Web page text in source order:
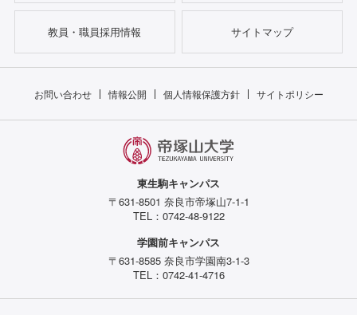
教員・職員採用情報 サイトマップ
お問い合わせ 情報公開 個人情報保護方針 サイトポリシー
東生駒キャンパス
〒631-8501 奈良市帝塚山7-1-1
TEL：0742-48-9122
学園前キャンパス
〒631-8585 奈良市学園南3-1-3
TEL：0742-41-4716